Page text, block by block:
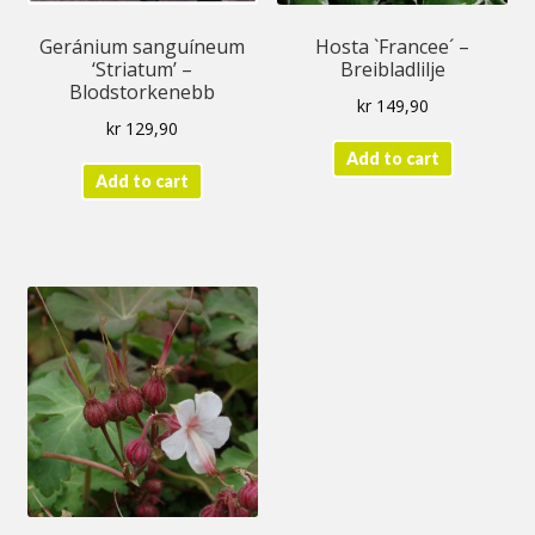
Geránium sanguíneum
‘Striatum’ –
Blodstorkenebb
kr 129,90
Add to cart
Hosta `Francee´ –
Breibladlilje
kr149,90
Add to cart